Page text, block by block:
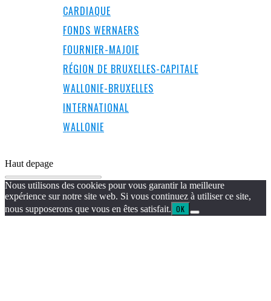
CARDIAQUE
FONDS WERNAERS
FOURNIER-MAJOIE
RÉGION DE BRUXELLES-CAPITALE
WALLONIE-BRUXELLES
INTERNATIONAL
WALLONIE
Haut depage
Nous utilisons des cookies pour vous garantir la meilleure
expérience sur notre site web. Si vous continuez à utiliser ce site,
nous supposerons que vous en êtes satisfait. OK